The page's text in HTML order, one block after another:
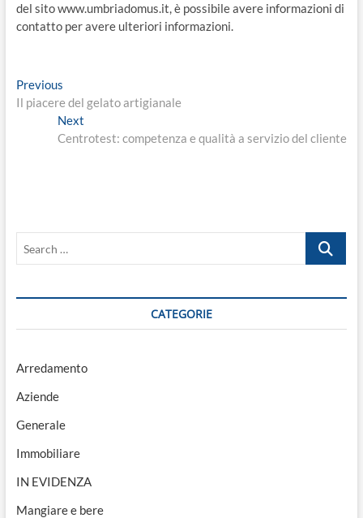
del sito www.umbriadomus.it, è possibile avere informazioni di
contatto per avere ulteriori informazioni.
Navigazione
articoli
PreviousPrevious
post:
Il piacere del gelato artigianale
Next
post:
Centrotest: competenza e qualità a servizio del cliente
Search
CATEGORIE
Arredamento
Aziende
Generale
Immobiliare
IN EVIDENZA
Mangiare e bere